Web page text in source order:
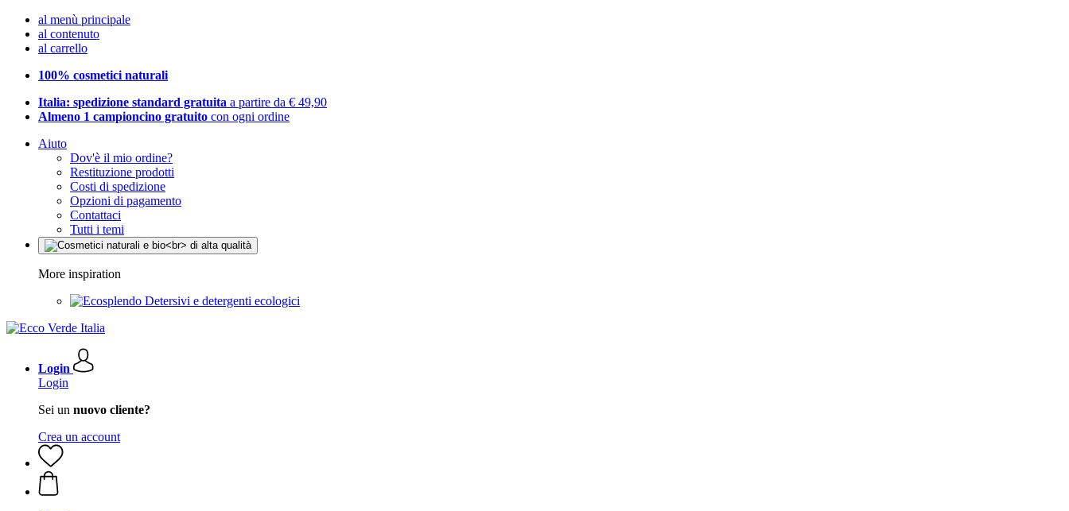
al menù principale
al contenuto
al carrello
100% cosmetici naturali
Italia: spedizione standard gratuita a partire da € 49,90
Almeno 1 campioncino gratuito con ogni ordine
Aiuto
Dov'è il mio ordine?
Restituzione prodotti
Costi di spedizione
Opzioni di pagamento
Contattaci
Tutti i temi
More inspiration
Detersivi e detergenti ecologici
Login
Login
Sei un nuovo cliente?
Crea un account